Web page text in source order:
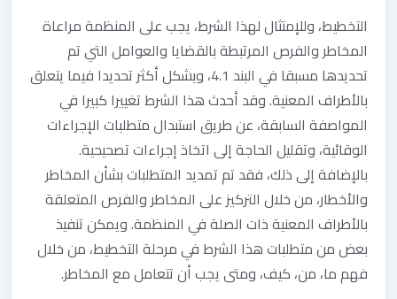
التخطيط، وللإمتثال لهذا الشرط، يجب على المنظمة مراعاة
المخاطر والفرص المرتبطة بالقضايا والعوامل التي تم
تحديدها مسبقا في البند 4.1، وبشكل أكثر تحديدا فيما يتعلق
بالأطراف المعنية. وقد أحدث هذا الشرط تغييرا كبيرا في
المواصفة السابقة، عن طريق استبدال متطلبات الإجراءات
الوقائية، وتقليل الحاجة إلى اتخاذ إجراءات تصحيحية.
بالإضافة إلى ذلك، فقد تم تمديد المتطلبات بشأن المخاطر
والأخطار، من خلال التركيز على المخاطر والفرص المتعلقة
بالأطراف المعنية ذات الصلة في المنظمة. ويمكن تنفيذ
بعض من متطلبات هذا الشرط في مرحلة التخطيط، من خلال
فهم ما، من، كيف، ومتى يجب أن تتعامل مع المخاطر.